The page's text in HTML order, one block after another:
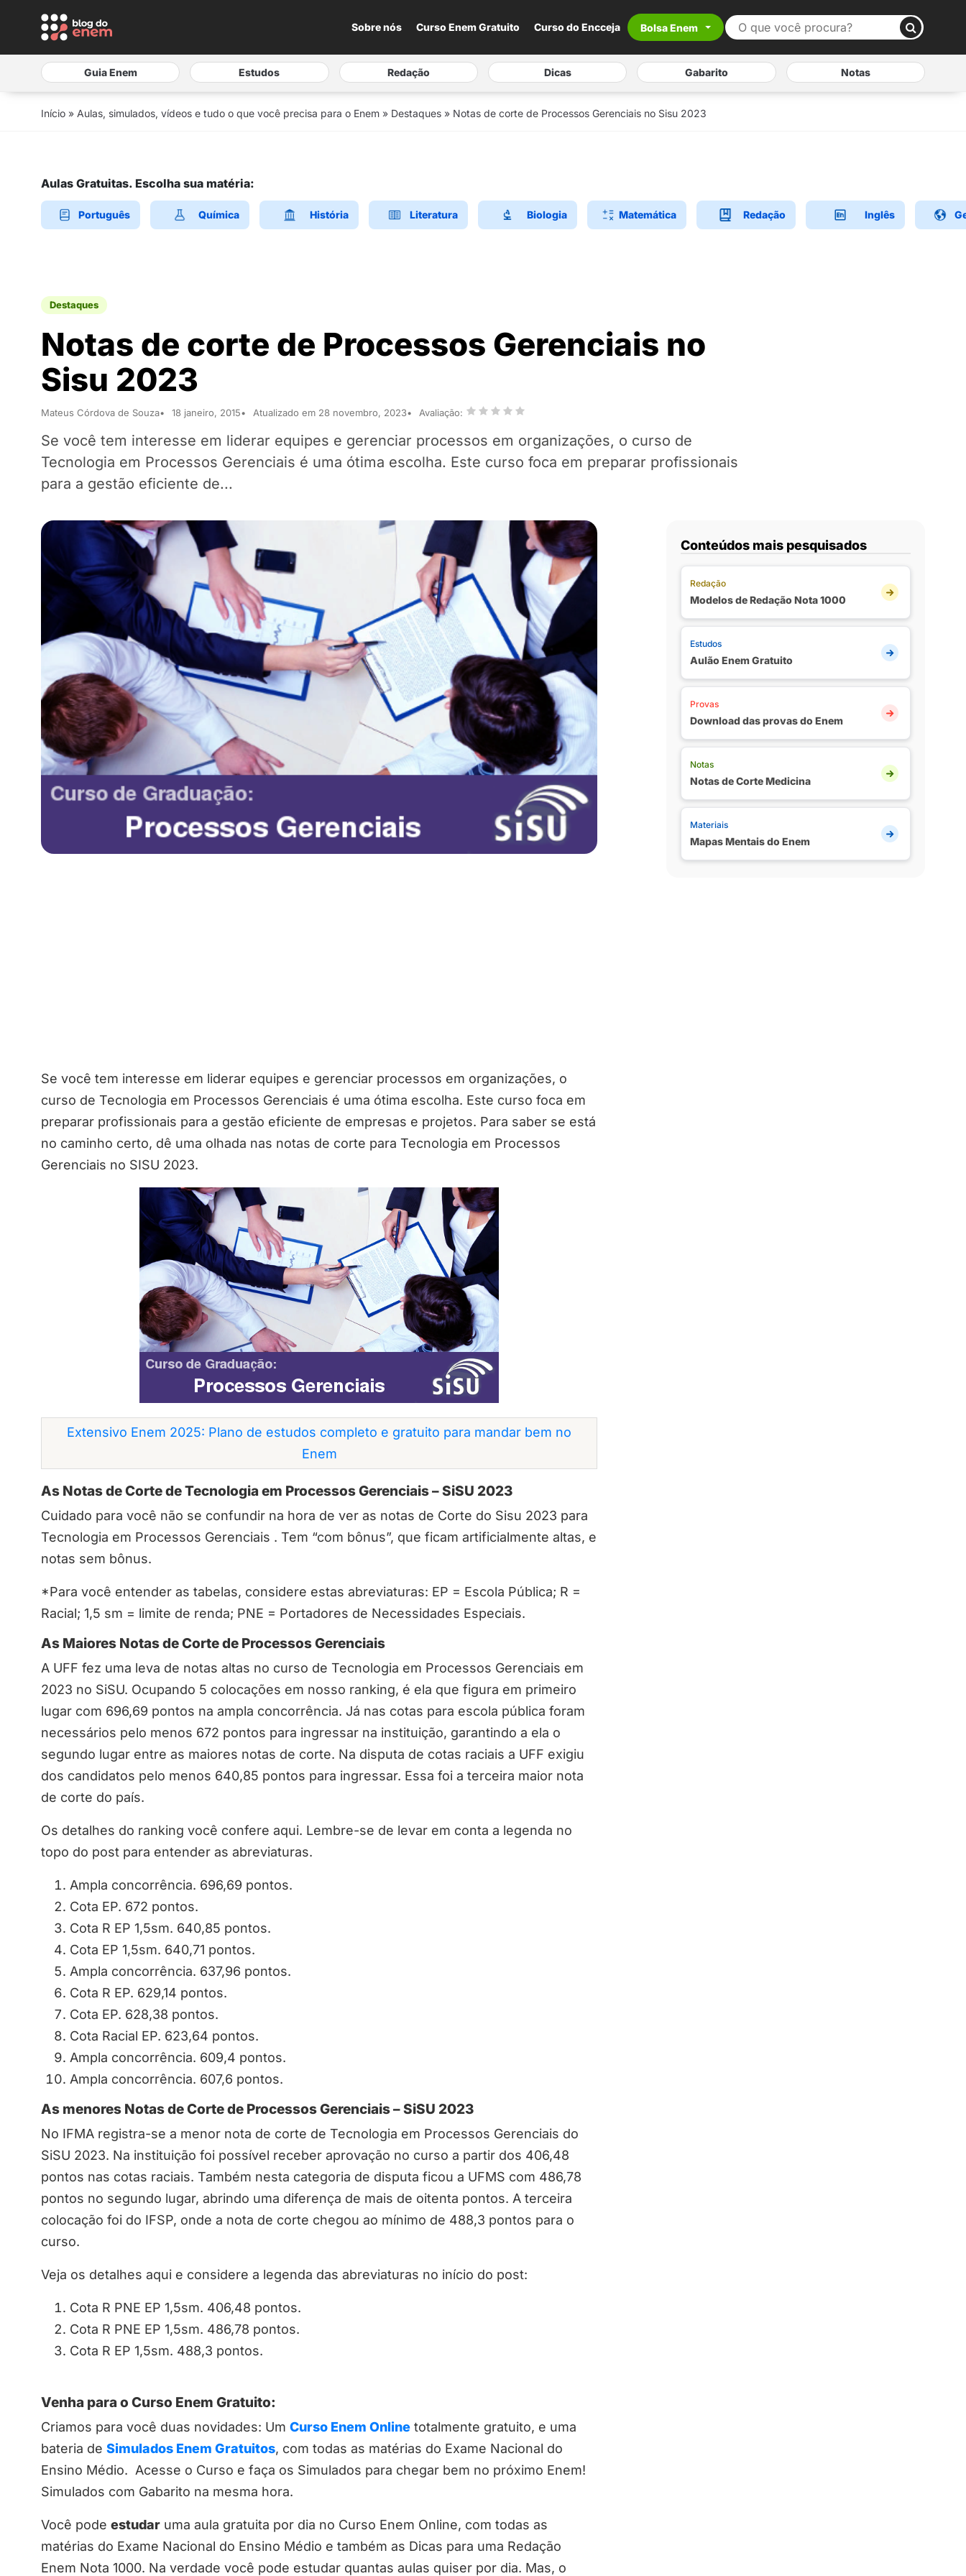
Sobre nós Curso Enem Gratuito Curso do Encceja Bolsa Enem
Guia Enem Estudos Redação Dicas Gabarito Notas
Início » Aulas, simulados, vídeos e tudo o que você precisa para o Enem » Destaques » Notas de corte de Processos Gerenciais no Sisu 2023
Aulas Gratuitas. Escolha sua matéria:
Português Química História Literatura Biologia Matemática Redação Inglês
Destaques
Notas de corte de Processos Gerenciais no
Sisu 2023
Mateus Córdova de Souza 18 janeiro, 2015 Atualizado em 28 novembro, 2023 Avaliação:
Se você tem interesse em liderar equipes e gerenciar processos em organizações, o curso de
Tecnologia em Processos Gerenciais é uma ótima escolha. Este curso foca em preparar profissionais
para a gestão eficiente de...
Se você tem interesse em liderar equipes e gerenciar processos em organizações, o
curso de Tecnologia em Processos Gerenciais é uma ótima escolha. Este curso foca em
preparar profissionais para a gestão eficiente de empresas e projetos. Para saber se está
no caminho certo, dê uma olhada nas notas de corte para Tecnologia em Processos
Gerenciais no SISU 2023.
Extensivo Enem 2025: Plano de estudos completo e gratuito para mandar bem no
Enem
As Notas de Corte de Tecnologia em Processos Gerenciais – SiSU 2023
Cuidado para você não se confundir na hora de ver as notas de Corte do Sisu 2023 para
Tecnologia em Processos Gerenciais . Tem “com bônus”, que ficam artificialmente altas, e
notas sem bônus.
*Para você entender as tabelas, considere estas abreviaturas: EP = Escola Pública; R =
Racial; 1,5 sm = limite de renda; PNE = Portadores de Necessidades Especiais.
As Maiores Notas de Corte de Processos Gerenciais
A UFF fez uma leva de notas altas no curso de Tecnologia em Processos Gerenciais em
2023 no SiSU. Ocupando 5 colocações em nosso ranking, é ela que figura em primeiro
lugar com 696,69 pontos na ampla concorrência. Já nas cotas para escola pública foram
necessários pelo menos 672 pontos para ingressar na instituição, garantindo a ela o
segundo lugar entre as maiores notas de corte. Na disputa de cotas raciais a UFF exigiu
dos candidatos pelo menos 640,85 pontos para ingressar. Essa foi a terceira maior nota
de corte do país.
Os detalhes do ranking você confere aqui. Lembre-se de levar em conta a legenda no
topo do post para entender as abreviaturas.
Ampla concorrência. 696,69 pontos.
Cota EP. 672 pontos.
Cota R EP 1,5sm. 640,85 pontos.
Cota EP 1,5sm. 640,71 pontos.
Ampla concorrência. 637,96 pontos.
Cota R EP. 629,14 pontos.
Cota EP. 628,38 pontos.
Cota Racial EP. 623,64 pontos.
Ampla concorrência. 609,4 pontos.
Ampla concorrência. 607,6 pontos.
As menores Notas de Corte de Processos Gerenciais – SiSU 2023
No IFMA registra-se a menor nota de corte de Tecnologia em Processos Gerenciais do
SiSU 2023. Na instituição foi possível receber aprovação no curso a partir dos 406,48
pontos nas cotas raciais. Também nesta categoria de disputa ficou a UFMS com 486,78
pontos no segundo lugar, abrindo uma diferença de mais de oitenta pontos. A terceira
colocação foi do IFSP, onde a nota de corte chegou ao mínimo de 488,3 pontos para o
curso.
Veja os detalhes aqui e considere a legenda das abreviaturas no início do post:
Cota R PNE EP 1,5sm. 406,48 pontos.
Cota R PNE EP 1,5sm. 486,78 pontos.
Cota R EP 1,5sm. 488,3 pontos.
Venha para o Curso Enem Gratuito:
Criamos para você duas novidades: Um Curso Enem Online totalmente gratuito, e uma
bateria de Simulados Enem Gratuitos, com todas as matérias do Exame Nacional do
Ensino Médio. Acesse o Curso e faça os Simulados para chegar bem no próximo Enem!
Simulados com Gabarito na mesma hora.
Você pode estudar uma aula gratuita por dia no Curso Enem Online, com todas as
matérias do Exame Nacional do Ensino Médio e também as Dicas para uma Redação
Enem Nota 1000. Na verdade você pode estudar quantas aulas quiser por dia. Mas, o
Conteúdos mais pesquisados
Redação
Modelos de Redação Nota 1000
Estudos
Aulão Enem Gratuito
Provas
Download das provas do Enem
Notas
Notas de Corte Medicina
Materiais
Mapas Mentais do Enem